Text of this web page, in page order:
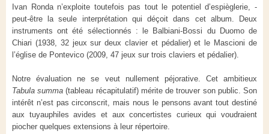
Ivan Ronda n’exploite toutefois pas tout le potentiel d’espièglerie, -
peut-être la seule interprétation qui déçoit dans cet album. Deux
instruments ont été sélectionnés : le Balbiani-Bossi du Duomo de
Chiari (1938, 32 jeux sur deux clavier et pédalier) et le Mascioni de
l’église de Pontevico (2009, 47 jeux sur trois claviers et pédalier).
Notre évaluation ne se veut nullement péjorative. Cet ambitieux
Tabula summa (tableau récapitulatif) mérite de trouver son public. Son
intérêt n’est pas circonscrit, mais nous le pensons avant tout destiné
aux tuyauphiles avides et aux concertistes curieux qui voudraient
piocher quelques extensions à leur répertoire.